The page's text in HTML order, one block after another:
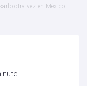
otra vez en México